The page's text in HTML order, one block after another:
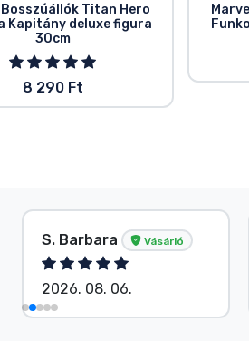
Bosszúállók Titan Hero
Kapitány deluxe figura
30cm
8 290 Ft
S. Barbara Vásárló
2026. 08. 06.